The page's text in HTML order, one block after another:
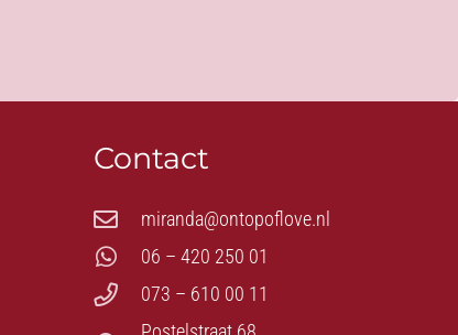
Contact
miranda@ontopoflove.nl
06 – 420 250 01
073 – 610 00 11